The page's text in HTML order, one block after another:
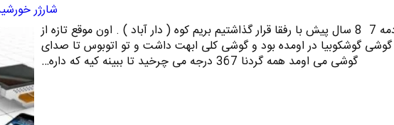
شارژر
یادمه 7 8 سال پیش با رفقا قرار گذاشتیم بریم کوه ( دار آباد ) . اون موقع تازه از
گوشی گوشکوبیا در اومده بود و گوشی کلی ابهت داشت و تو اتوبوس تا صدای
گوشی می اومد همه گردنا 367 درجه می چرخید تا ببینه کیه که داره…